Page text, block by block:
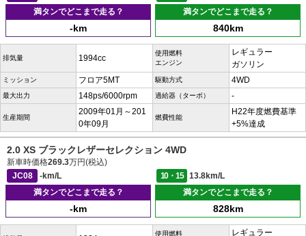
満タンでどこまで走る？
-km
満タンでどこまで走る？
840km
排気量 1994cc
使用燃料
エンジン
レギュラー
ガソリン
ミッション フロア5MT 駆動方式 4WD
最大出力 148ps/6000rpm 過給器（ターボ） -
生産期間
2009年01月～201
0年09月
燃費性能
H22年度燃費基準
+5%達成
2.0 XS ブラックレザーセレクション 4WD
新車時価格269.3万円(税込)
JC08
-km/L 10・15
13.8km/L
満タンでどこまで走る？
-km
満タンでどこまで走る？
828km
使用燃料 レギュラー